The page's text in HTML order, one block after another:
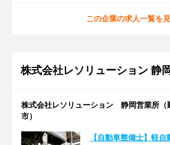
この企業の求人一覧を
株式会社レソリューション 静
株式会社レソリューション 静岡営業所（
市）
【自動車整備士】軽